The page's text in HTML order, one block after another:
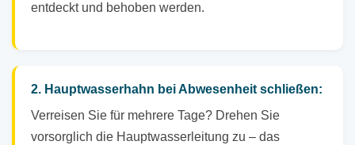
entdeckt und behoben werden.
2. Hauptwasserhahn bei Abwesenheit schließen:
Verreisen Sie für mehrere Tage? Drehen Sie
vorsorglich die Hauptwasserleitung zu – das